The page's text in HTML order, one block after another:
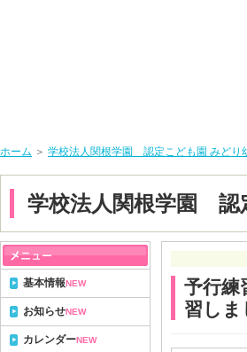
ホーム ＞ 学校法人関根学園 認定こども園 みどり
学校法人関根学園 認
予行練
習しま
基本情報NEW
お知らせNEW
カレンダーNEW